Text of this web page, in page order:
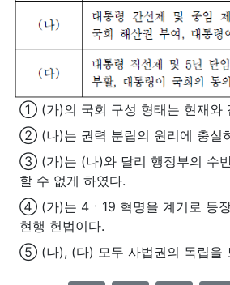
① (가)의 국회 구성 형태는 현재와
② (나)는 권력 분립의 원리에 충실
③ (가)는 (나)와 달리 행정부의 수
할 수 없게 하였다.
④ (가)는 4ㆍ19 혁명을 계기로 등
현행 헌법이다.
⑤ (나), (다) 모두 사법권의 독립을